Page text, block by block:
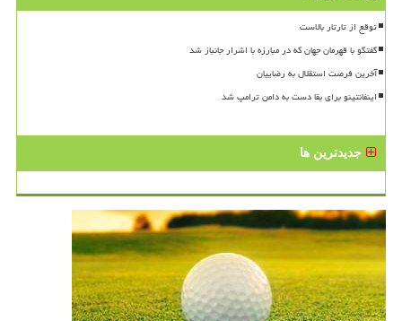
توقع از تارتار بالاست
گفتگو با قهرمان جهان که در مبارزه با اشرار جانباز شد
آخرین فرصت استقلال به رضاییان
اینفانتینو برای بقا دست به دامن ترامپ شد
جدیدترین ها